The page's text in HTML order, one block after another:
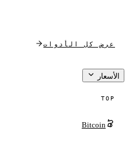
عرض كل الأدوات
الأسعار
TOP
Bitcoin